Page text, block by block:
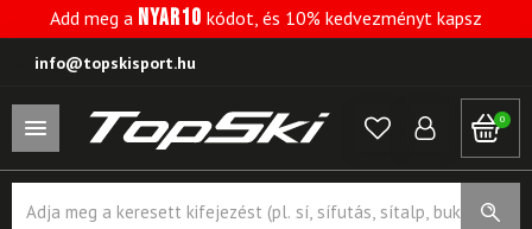
Add meg a NYAR10 kódot, és 10% kedvezményt kapsz
info@topskisport.hu
0
search